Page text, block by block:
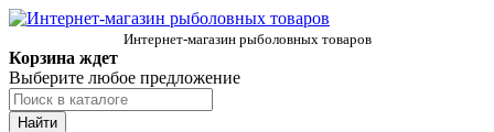
Интернет-магазин рыболовных товаров
Корзина ждет
Выберите любое предложение
Найти